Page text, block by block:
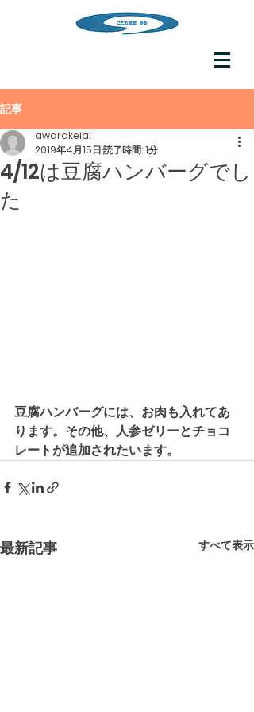
記事
4/12は豆腐ハンバーグでし
た
awarakeiai
2019年4月15日読了時間: 1分
豆腐ハンバーグには、お肉も入れてあ
ります。その他、人参ゼリーとチョコ
レートが追加されたいます。
最新記事 すべて表示